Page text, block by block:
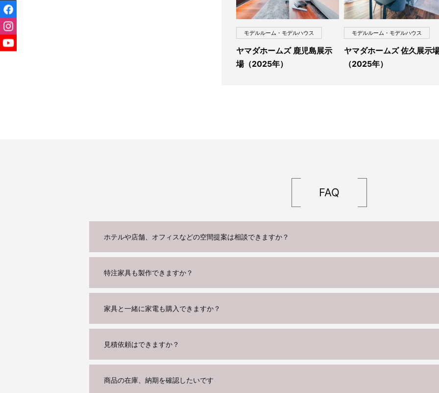
モデルルーム・モデルハウス
ヤマダホームズ 鹿児島展示
場（2025年）
モデルルーム・モデルハウス
ヤマダホームズ 佐久展示
（2025年）
FAQ
ホテルや店舗、オフィスなどの空間提案は相談できますか？
特注家具も製作できますか？
家具と一緒に家電も購入できますか？
見積依頼はできますか？
商品の在庫、納期を確認したいです